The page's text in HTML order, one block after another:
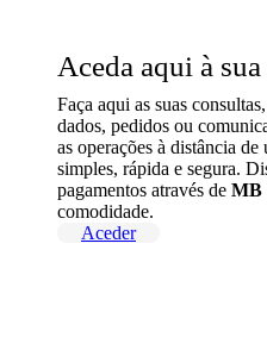
Aceda aqui à
Faça aqui as suas
dados, pedidos ou
as operações à distância
simples, rápida e segura.
pagamentos através de MB
comodidade.
Aceder